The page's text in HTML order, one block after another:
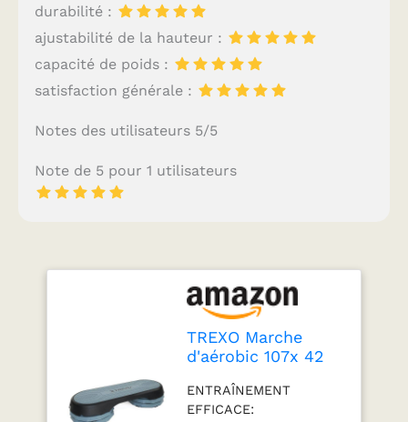
durabilité :
ajustabilité de la hauteur :
capacité de poids :
satisfaction générale :
Notes des utilisateurs 5/5
Note de 5 pour 1 utilisateurs
TREXO Marche
d'aérobic 107x 42
et le fitness
Hauteur ajustable
ENTRAÎNEMENT
EFFICACE: